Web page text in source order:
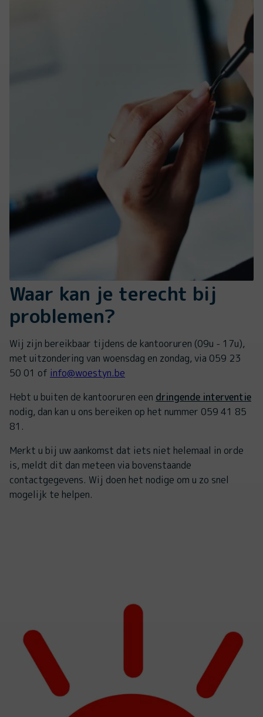
Waar kan je terecht bij
problemen?
Wij zijn bereikbaar tijdens de kantooruren (09u - 17u),
met uitzondering van woensdag en zondag, via 059 23
50 01 of info@woestyn.be
Hebt u buiten de kantooruren een dringende interventie
nodig, dan kan u ons bereiken op het nummer 059 41 85
81.
Merkt u bij uw aankomst dat iets niet helemaal in orde
is, meldt dit dan meteen via bovenstaande
contactgegevens. Wij doen het nodige om u zo snel
mogelijk te helpen.